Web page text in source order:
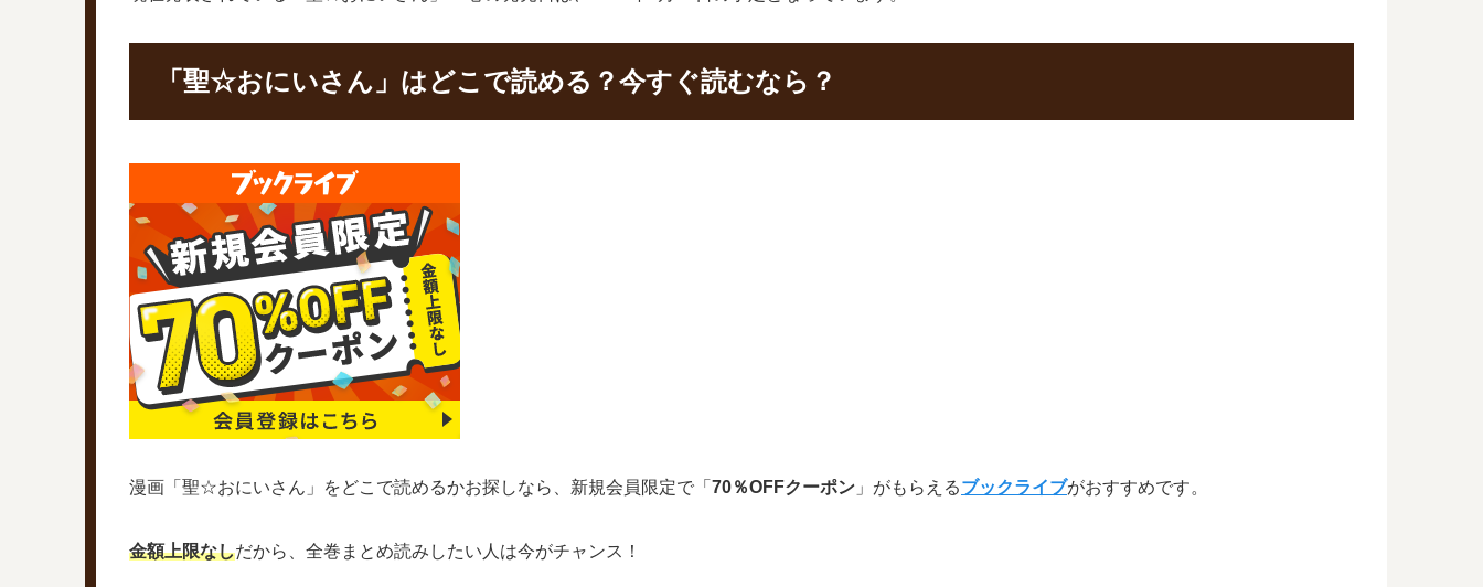
「聖☆おにいさん」はどこで読める？今すぐ読むなら？
漫画「聖☆おにいさん」をどこで読めるかお探しなら、新規会員限定で「 70％OFFクーポン 」がもらえるブックライブがおすすめです。
金額上限なしだから、全巻まとめ読みしたい人は今がチャンス！